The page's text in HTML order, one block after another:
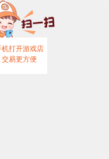
机打开游戏店
交易更方便